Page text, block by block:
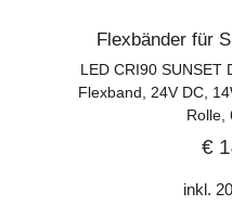
Flexbänder für
LED CRI90 SUNSET
Flexband, 24V DC,
Rolle,
€
inkl.